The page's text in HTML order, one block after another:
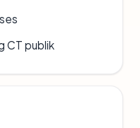
CT publik